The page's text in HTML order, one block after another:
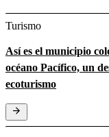
Turismo
Así es el municipio
océano Pacífico, un
ecoturismo